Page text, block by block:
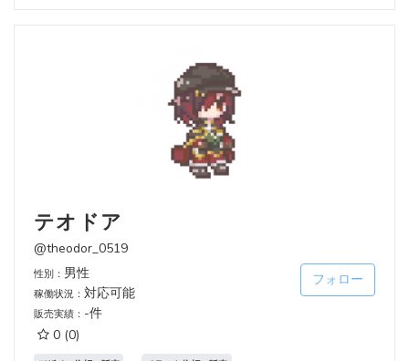
テオドア
@theodor_0519
性別： 男性
稼働状況： 対応可能
販売実績： -件
0 (0)
フォロー